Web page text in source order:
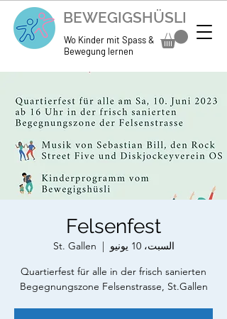
BEWEGIGSHÜSLI
Wo Kinder mit Spass &
Bewegung lernen
Felsenfest
السبت، 10 يونيو
  |
St. Gallen
Quartierfest für alle in der frisch sanierten
Begegnungszone Felsenstrasse, St.Gallen